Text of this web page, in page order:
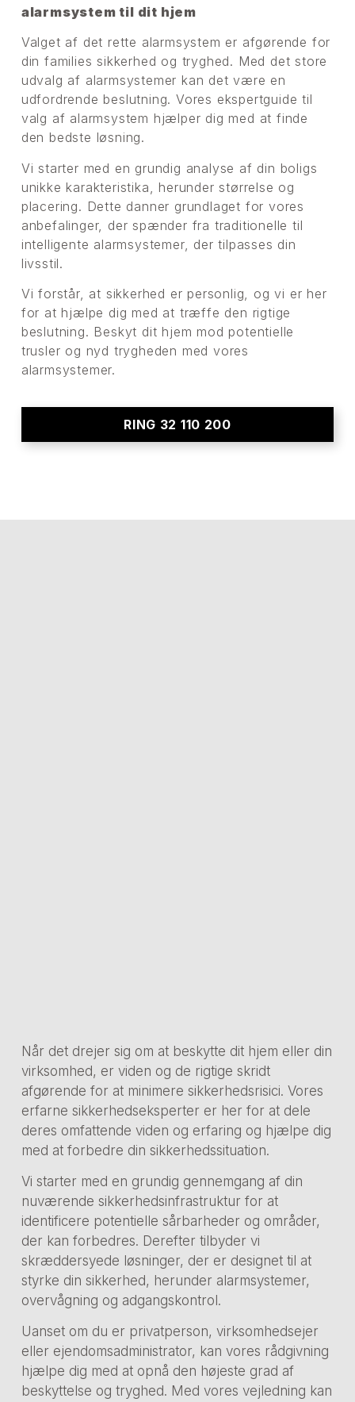
alarmsystem til dit hjem
Valget af det rette alarmsystem er afgørende for
din families sikkerhed og tryghed. Med det store
udvalg af alarmsystemer kan det være en
udfordrende beslutning. Vores ekspertguide til
valg af alarmsystem hjælper dig med at finde
den bedste løsning.
Vi starter med en grundig analyse af din boligs
unikke karakteristika, herunder størrelse og
placering. Dette danner grundlaget for vores
anbefalinger, der spænder fra traditionelle til
intelligente alarmsystemer, der tilpasses din
livsstil.
Vi forstår, at sikkerhed er personlig, og vi er her
for at hjælpe dig med at træffe den rigtige
beslutning. Beskyt dit hjem mod potentielle
trusler og nyd trygheden med vores
alarmsystemer.
RING 32 110 200
Når det drejer sig om at beskytte dit hjem eller din
virksomhed, er viden og de rigtige skridt
afgørende for at minimere sikkerhedsrisici. Vores
erfarne sikkerhedseksperter er her for at dele
deres omfattende viden og erfaring og hjælpe dig
med at forbedre din sikkerhedssituation.
Vi starter med en grundig gennemgang af din
nuværende sikkerhedsinfrastruktur for at
identificere potentielle sårbarheder og områder,
der kan forbedres. Derefter tilbyder vi
skræddersyede løsninger, der er designet til at
styrke din sikkerhed, herunder alarmsystemer,
overvågning og adgangskontrol.
Uanset om du er privatperson, virksomhedsejer
eller ejendomsadministrator, kan vores rådgivning
hjælpe dig med at opnå den højeste grad af
beskyttelse og tryghed. Med vores vejledning kan